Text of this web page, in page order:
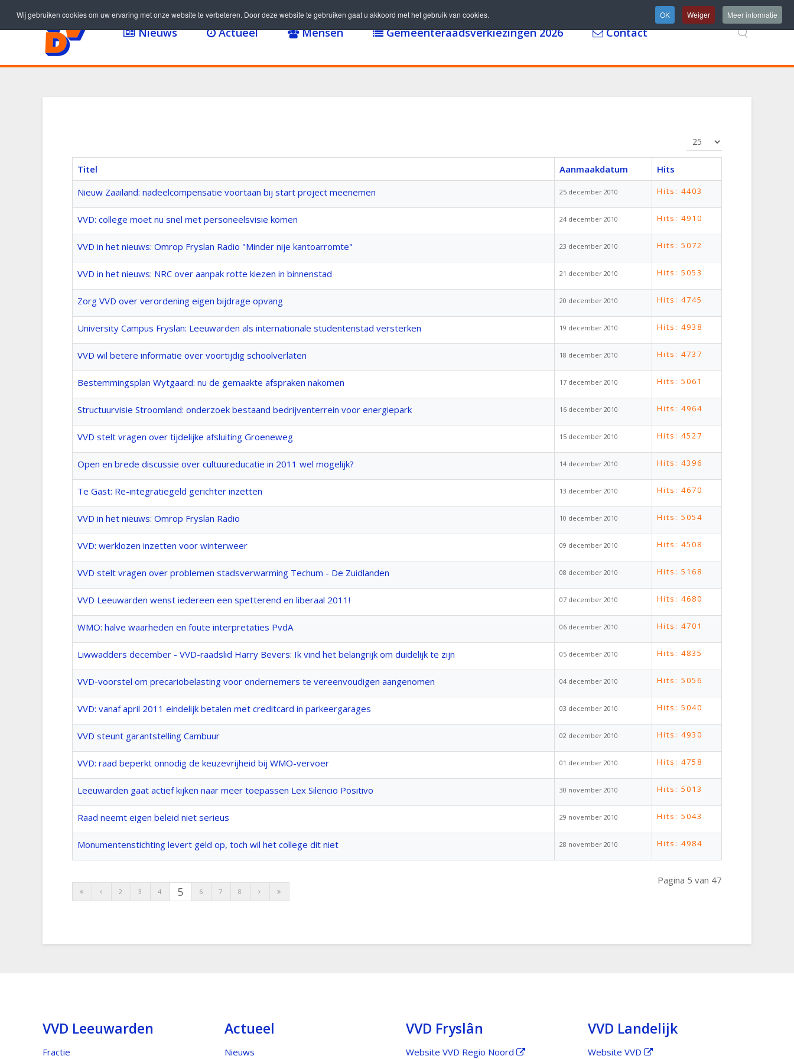
Nieuws Actueel Mensen Gemeenteraadsverkiezingen 2026 Contact
Toon #
Titel Aanmaakdatum
Hits
Nieuw Zaailand: nadeelcompensatie voortaan bij start project meenemen
25 december 2010 Hits: 4403
VVD: college moet nu snel met personeelsvisie komen 24 december 2010 Hits: 4910
VVD in het nieuws: Omrop Fryslan Radio "Minder nije kantoarromte" 23 december 2010 Hits: 5072
VVD in het nieuws: NRC over aanpak rotte kiezen in binnenstad 21 december 2010 Hits: 5053
Zorg VVD over verordening eigen bijdrage opvang 20 december 2010 Hits: 4745
University Campus Fryslan: Leeuwarden als internationale studentenstad versterken 19 december 2010 Hits: 4938
VVD wil betere informatie over voortijdig schoolverlaten 18 december 2010 Hits: 4737
Bestemmingsplan Wytgaard: nu de gemaakte afspraken nakomen 17 december 2010 Hits: 5061
Structuurvisie Stroomland: onderzoek bestaand bedrijventerrein voor energiepark 16 december 2010 Hits: 4964
VVD stelt vragen over tijdelijke afsluiting Groeneweg 15 december 2010 Hits: 4527
Open en brede discussie over cultuureducatie in 2011 wel mogelijk? 14 december 2010 Hits: 4396
Te Gast: Re-integratiegeld gerichter inzetten 13 december 2010 Hits: 4670
VVD in het nieuws: Omrop Fryslan Radio 10 december 2010 Hits: 5054
VVD: werklozen inzetten voor winterweer 09 december 2010 Hits: 4508
VVD stelt vragen over problemen stadsverwarming Techum - De Zuidlanden 08 december 2010 Hits: 5168
VVD Leeuwarden wenst iedereen een spetterend en liberaal 2011! 07 december 2010 Hits: 4680
WMO: halve waarheden en foute interpretaties PvdA 06 december 2010 Hits: 4701
Liwwadders december - VVD-raadslid Harry Bevers: Ik vind het belangrijk om duidelijk te zijn 05 december 2010 Hits: 4835
VVD-voorstel om precariobelasting voor ondernemers te vereenvoudigen aangenomen 04 december 2010 Hits: 5056
VVD: vanaf april 2011 eindelijk betalen met creditcard in parkeergarages 03 december 2010 Hits: 5040
VVD steunt garantstelling Cambuur 02 december 2010 Hits: 4930
VVD: raad beperkt onnodig de keuzevrijheid bij WMO-vervoer 01 december 2010 Hits: 4758
Leeuwarden gaat actief kijken naar meer toepassen Lex Silencio Positivo 30 november 2010 Hits: 5013
Raad neemt eigen beleid niet serieus 29 november 2010 Hits: 5043
Monumentenstichting levert geld op, toch wil het college dit niet 28 november 2010 Hits: 4984
Pagina 5 van 47
2 3 4 5 6 7 8
VVD Leeuwarden
Fractie
Actueel
Nieuws
VVD Fryslân
Website VVD Regio Noord
VVD Landelijk
Website VVD
Wij gebruiken cookies om uw ervaring met onze website te verbeteren. Door deze website te gebruiken gaat u akkoord met het gebruik van cookies. OK Weiger Meer informatie